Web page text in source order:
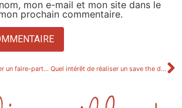
mon e-mail et mon site dans le
prochain commentaire.
5 conseils pour trouver un faire-part de mariage personnalisé. Quel intérêt de réaliser un save the date ?